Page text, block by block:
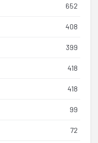
652
408
399
418
418
99
72